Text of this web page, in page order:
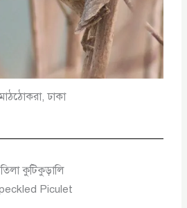
ঢাকা
তিলা কুটিকুড়ালি
Piculet